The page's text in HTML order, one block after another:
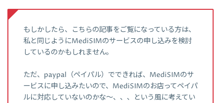
もしかしたら、こちらの記事をご覧になっている方は、
私と同じようにMediSIMのサービスの申し込みを検討
しているのかもしれません。
ただ、paypal（ペイパル）でできれば、MediSIMのサ
ービスに申し込みたいので、MediSIMのお店ってペイパ
ルに対応していないのかな～、、、という風に考えてい